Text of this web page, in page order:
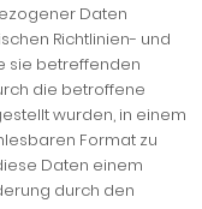
Daten
Richtlinien- und
sie betreffenden
die betroffene
wurden, in einem
Format zu
Daten einem
durch den